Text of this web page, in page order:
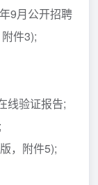
9月公开招聘
件3);
验证报告;
，附件5);